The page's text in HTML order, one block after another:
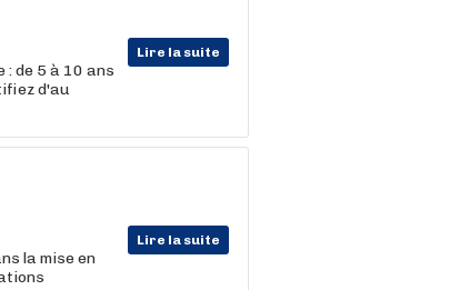
Lire la suite
: de 5 à 10 ans
d'au
Lire la suite
la mise en